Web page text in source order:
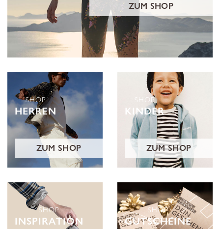
ZUM SHOP
SHOP
HERREN
ZUM SHOP
SHOP
KINDER
ZUM SHOP
SHOP
INSPIRATION
SHOP
GUTSCHEINE